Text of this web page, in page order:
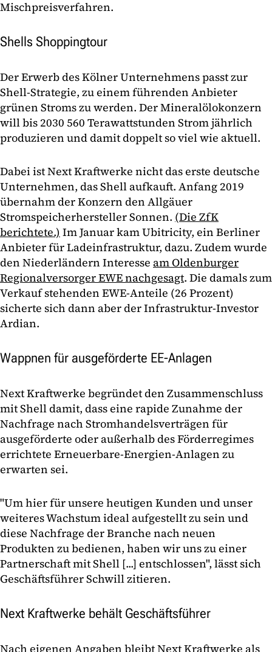
Mischpreisverfahren.
Shells Shoppingtour
Der Erwerb des Kölner Unternehmens passt zur
Shell-Strategie, zu einem führenden Anbieter
grünen Stroms zu werden. Der Mineralölokonzern
will bis 2030 560 Terawattstunden Strom jährlich
produzieren und damit doppelt so viel wie aktuell.
Dabei ist Next Kraftwerke nicht das erste deutsche
Unternehmen, das Shell aufkauft. Anfang 2019
übernahm der Konzern den Allgäuer
Stromspeicherhersteller Sonnen. (Die ZfK
berichtete.) Im Januar kam Ubitricity, ein Berliner
Anbieter für Ladeinfrastruktur, dazu. Zudem wurde
den Niederländern Interesse am Oldenburger
Regionalversorger EWE nachgesagt. Die damals zum
Verkauf stehenden EWE-Anteile (26 Prozent)
sicherte sich dann aber der Infrastruktur-Investor
Ardian.
Wappnen für ausgeförderte EE-Anlagen
Next Kraftwerke begründet den Zusammenschluss
mit Shell damit, dass eine rapide Zunahme der
Nachfrage nach Stromhandelsverträgen für
ausgeförderte oder außerhalb des Förderregimes
errichtete Erneuerbare-Energien-Anlagen zu
erwarten sei.
"Um hier für unsere heutigen Kunden und unser
weiteres Wachstum ideal aufgestellt zu sein und
diese Nachfrage der Branche nach neuen
Produkten zu bedienen, haben wir uns zu einer
Partnerschaft mit Shell [...] entschlossen", lässt sich
Geschäftsführer Schwill zitieren.
Next Kraftwerke behält Geschäftsführer
Nach eigenen Angaben bleibt Next Kraftwerke als